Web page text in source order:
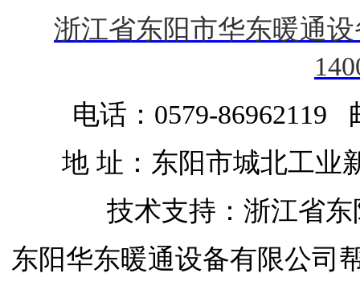
浙江省东阳市华东暖通
电话：0579-86962119
地 址：东阳市城北工业
技术支持：浙江省
东阳华东暖通设备有限公司